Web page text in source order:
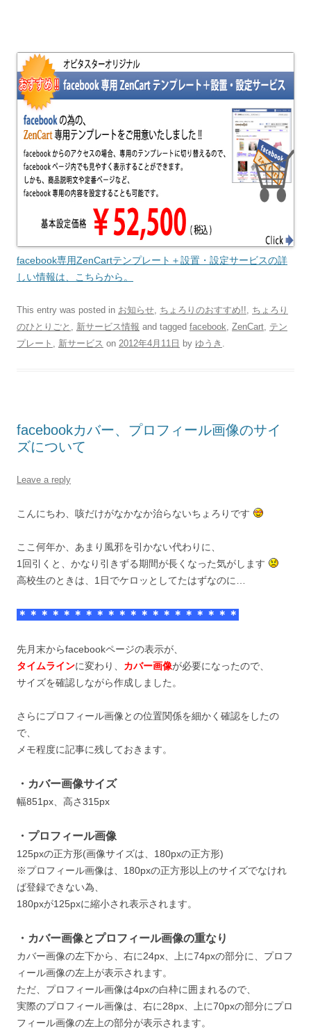
facebook専用ZenCartテンプレート＋設置・設定サービスの詳
しい情報は、こちらから。
This entry was posted in お知らせ ちょろりのおすすめ!!
ちょろり
のひとりごと
新サービス情報 and tagged facebook ZenCart テン
プレート
新サービス on 2012年4月11日 by ゆうき
facebookカバー、プロフィール画像のサイ
ズについて
Leave a reply
こんにちわ、咳だけがなかなか治らないちょろりです
ここ何年か、あまり風邪を引かない代わりに、
1回引くと、かなり引きずる期間が長くなった気がします
高校生のときは、1日でケロッとしてたはずなのに…
＊＊＊＊＊＊＊＊＊＊＊＊＊＊＊＊＊＊＊＊
先月末からfacebookページの表示が、
タイムラインに変わり、 カバー画像が必要になったので、
サイズを確認しながら作成しました。
さらにプロフィール画像との位置関係を細かく確認をしたの
で、
メモ程度に記事に残しておきます。
・カバー画像サイズ
幅851px、高さ315px
・プロフィール画像
125pxの正方形(画像サイズは、180pxの正方形)
※プロフィール画像は、180pxの正方形以上のサイズでなけれ
ば登録できない為、
180pxが125pxに縮小され表示されます。
・カバー画像とプロフィール画像の重なり
カバー画像の左下から、右に24px、上に74pxの部分に、プロフ
ィール画像の左上が表示されます。
ただ、プロフィール画像は4pxの白枠に囲まれるので、
実際のプロフィール画像は、右に28px、上に70pxの部分にプロ
フィール画像の左上の部分が表示されます。